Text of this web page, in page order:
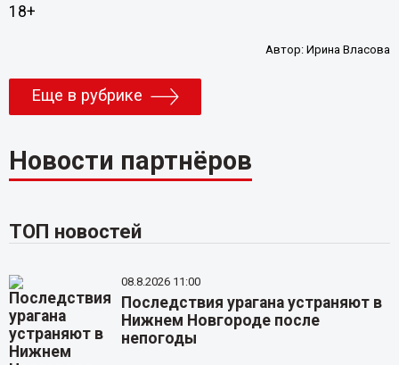
18+
Автор:Ирина Власова
Еще в рубрике
Новости партнёров
ТОП новостей
08.8.2026 11:00
Последствия урагана устраняют в
Нижнем Новгороде после
непогоды